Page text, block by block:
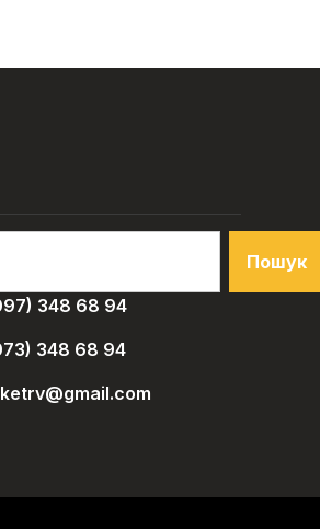
Пошук
348 68 94
348 68 94